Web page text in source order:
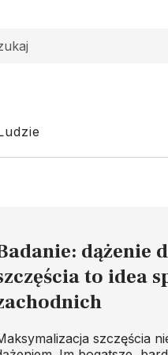
dążenie
to idea
szczęścia